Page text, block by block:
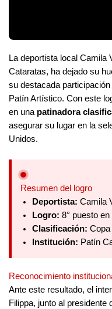
La deportista local Camila
Cataratas, ha dejado su
su destacada
Patín Artístico. Con este
en una patinadora
asegurar su lugar en la
Unidos.
Resumen del logro
Deportista: Camila
Logro: 8° puesto
Clasificación:
Institución: Patín
Reconocimiento
Ante este resultado, el
Filippa, junto al